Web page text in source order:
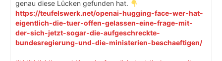
genau diese Lücken gefunden hat.
https://teufelswerk.net/openai-hugging-face-wer-hat-
eigentlich-die-tuer-offen-gelassen-eine-frage-mit-
der-sich-jetzt-sogar-die-aufgeschreckte-
bundesregierung-und-die-ministerien-beschaeftigen/